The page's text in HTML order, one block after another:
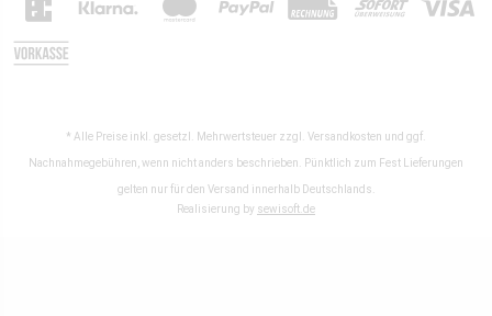
* Alle Preise inkl. gesetzl. Mehrwertsteuer zzgl. Versandkosten und ggf.
Nachnahmegebühren, wenn nicht anders beschrieben. Pünktlich zum Fest Lieferungen
gelten nur für den Versand innerhalb Deutschlands.
Realisierung by sewisoft.de